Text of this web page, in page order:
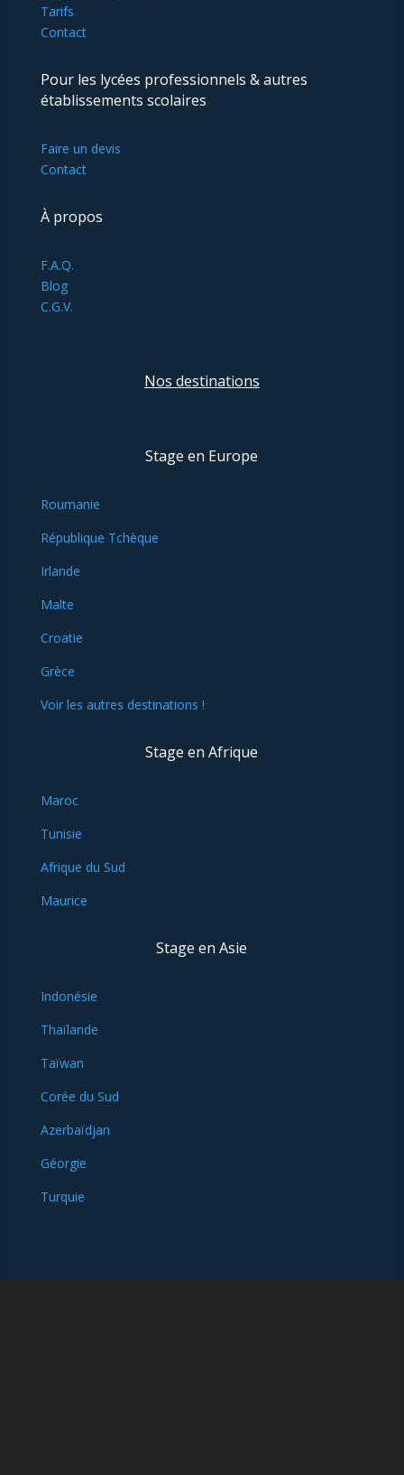
Tarifs
Contact
Pour les lycées professionnels & autres
établissements scolaires
Faire un devis
Contact
À propos
F.A.Q.
Blog
C.G.V.
Nos destinations
Stage en Europe
Roumanie
République Tchèque
Irlande
Malte
Croatie
Grèce
Voir les autres destinations !
Stage en Afrique
Maroc
Tunisie
Afrique du Sud
Maurice
Stage en Asie
Indonésie
Thaïlande
Taïwan
Corée du Sud
Azerbaïdjan
Géorgie
Turquie